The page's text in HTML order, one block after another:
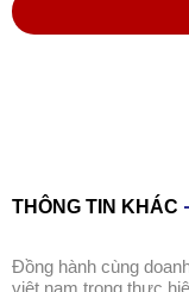
THÔNG TIN KHÁC
đồng hành cùng doanh nghiệp sơn và mực in